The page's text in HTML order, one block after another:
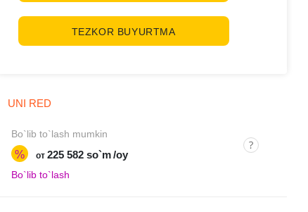
TEZKOR BUYURTMA
UNI RED
Bo`lib to`lash mumkin
% от 225 582 so`m /oy
Bo`lib to`lash